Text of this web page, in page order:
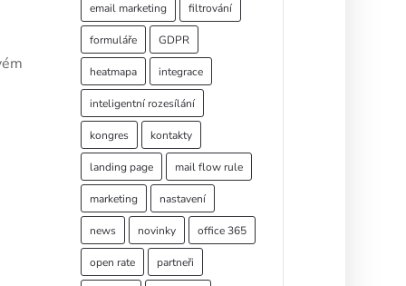
email marketing filtrování
formuláře GDPR
heatmapa integrace
inteligentní rozesílání
kongres kontakty
landing page mail flow rule
marketing nastavení
news novinky office 365
open rate partneři